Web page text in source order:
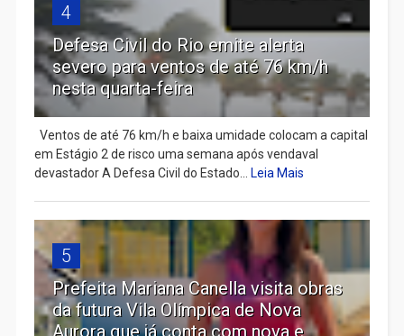
4
Defesa Civil do Rio emite alerta
severo para ventos de até 76 km/h
nesta quarta-feira
Ventos de até 76 km/h e baixa umidade colocam a capital
em Estágio 2 de risco uma semana após vendaval
devastador A Defesa Civil do Estado...
Leia Mais
5
Prefeita Mariana Canella visita obras
da futura Vila Olímpica de Nova
Aurora que já conta com nova e